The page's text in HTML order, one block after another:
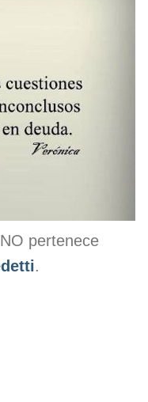
pertenece
.